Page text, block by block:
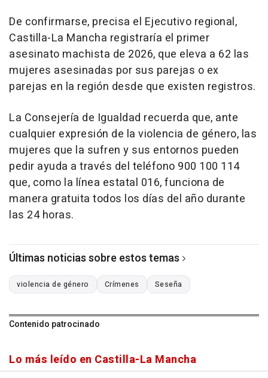
De confirmarse, precisa el Ejecutivo regional,
Castilla-La Mancha registraría el primer
asesinato machista de 2026, que eleva a 62 las
mujeres asesinadas por sus parejas o ex
parejas en la región desde que existen registros.
La Consejería de Igualdad recuerda que, ante
cualquier expresión de la violencia de género, las
mujeres que la sufren y sus entornos pueden
pedir ayuda a través del teléfono 900 100 114
que, como la línea estatal 016, funciona de
manera gratuita todos los días del año durante
las 24 horas.
Últimas noticias sobre estos temas
violencia de género Crímenes Seseña
Contenido patrocinado
Lo más leído en Castilla-La Mancha